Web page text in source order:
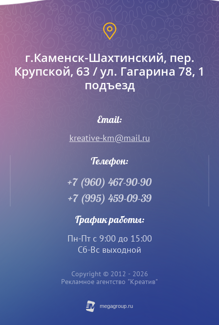
г.Каменск-Шахтинский, пер.
Крупской, 63 / ул. Гагарина 78, 1
подъезд
Email:
kreative-km@mail.ru
Телефон:
+7 (960) 467-90-90
+7 (995) 459-09-39
График работы:
Пн-Пт с 9:00 до 15:00
Сб-Вс выходной
Copyright © 2012 - 2026
Рекламное агентство "Креатив"